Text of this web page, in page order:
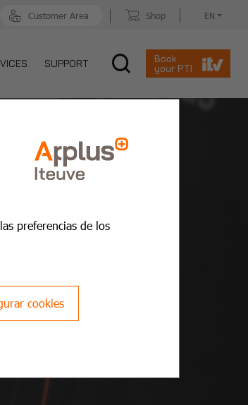
Customer Area Shop EN
SUPPORT
Book
your PTI
preferencias de los
cookies